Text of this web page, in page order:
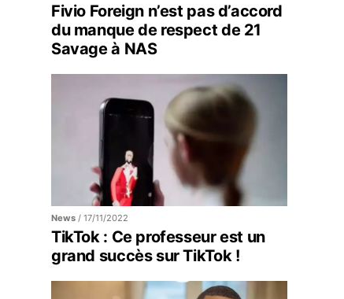
Fivio Foreign n’est pas d’accord
du manque de respect de 21
Savage à NAS
News / 17/11/2022
TikTok : Ce professeur est un
grand succès sur TikTok !